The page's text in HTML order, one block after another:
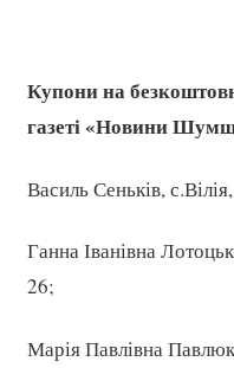
Купони на
газеті «Новини
Василь Сеньків,
Ганна Іванівна
26;
Марія Павлівна